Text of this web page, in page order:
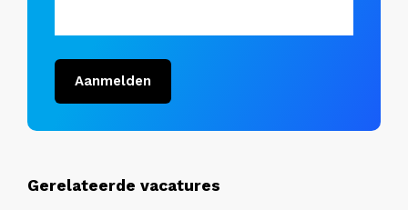
Aanmelden
Gerelateerde vacatures